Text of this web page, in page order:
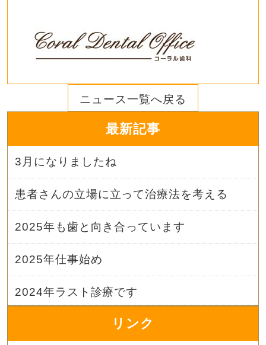
ニュース一覧へ戻る
最新記事
3月になりましたね
患者さんの立場に立って治療法を考える
2025年も歯と向き合っています
2025年仕事始め
2024年ラスト診療です
リンク